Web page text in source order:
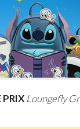
PRIX Loungefly